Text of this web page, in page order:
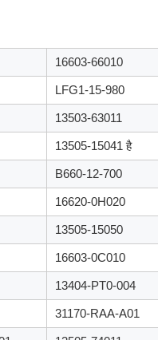
16603-66010
LFG1-15-980
13503-63011
13505-15041 है
B660-12-700
16620-0H020
13505-15050
16603-0C010
13404-PT0-004
31170-RAA-A01